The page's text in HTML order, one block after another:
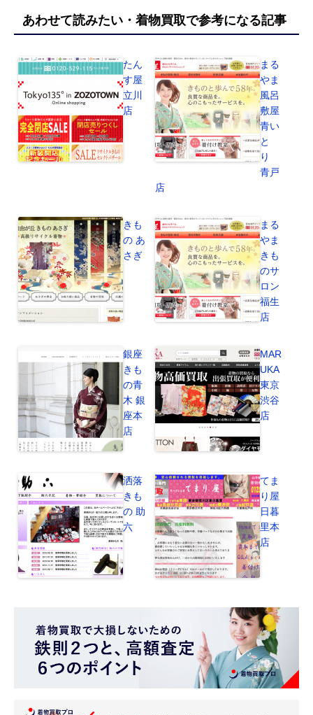
あわせて読みたい・着物買取で参考になる記事
たん
す屋
立川
店
まる
やま
風呂
敷屋
青い
と
り
青戸
店
きも
の あ
さぎ
まる
やま
きも
のサ
ロン
福生
店
銀座
きも
の青
木 銀
座本
店
MAR
UKA
東京
渋谷
店
洒落
きも
の 助
六
てま
り屋
日暮
里本
店